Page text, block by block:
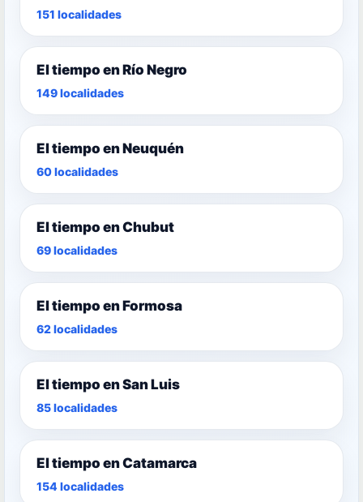
151 localidades
El tiempo en Río Negro
149 localidades
El tiempo en Neuquén
60 localidades
El tiempo en Chubut
69 localidades
El tiempo en Formosa
62 localidades
El tiempo en San Luis
85 localidades
El tiempo en Catamarca
154 localidades